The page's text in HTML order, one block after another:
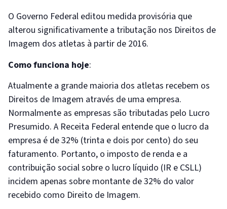
O Governo Federal editou medida provisória que
alterou significativamente a tributação nos Direitos de
Imagem dos atletas à partir de 2016.
Como funciona hoje:
Atualmente a grande maioria dos atletas recebem os
Direitos de Imagem através de uma empresa.
Normalmente as empresas são tributadas pelo Lucro
Presumido. A Receita Federal entende que o lucro da
empresa é de 32% (trinta e dois por cento) do seu
faturamento. Portanto, o imposto de renda e a
contribuição social sobre o lucro lí­quido (IR e CSLL)
incidem apenas sobre montante de 32% do valor
recebido como Direito de Imagem.